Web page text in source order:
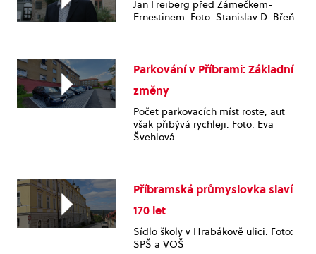
Jan Freiberg před Zámečkem-
Ernestinem. Foto: Stanislav D. Břeň
Parkování v Příbrami: Základní
změny
Počet parkovacích míst roste, aut
však přibývá rychleji. Foto: Eva
Švehlová
Příbramská průmyslovka slaví
170 let
Sídlo školy v Hrabákově ulici. Foto:
SPŠ a VOŠ